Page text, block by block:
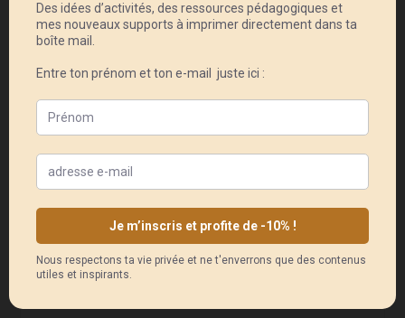
d’ailleurs nous l’utilisons à la
maison